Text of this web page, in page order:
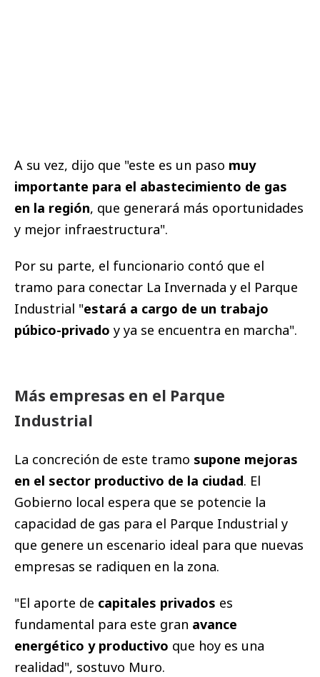
A su vez, dijo que "este es un paso muy
importante para el abastecimiento de gas
en la región, que generará más oportunidades
y mejor infraestructura".
Por su parte, el funcionario contó que el
tramo para conectar La Invernada y el Parque
Industrial "estará a cargo de un trabajo
púbico-privado y ya se encuentra en marcha".
Más empresas en el Parque
Industrial
La concreción de este tramo supone mejoras
en el sector productivo de la ciudad. El
Gobierno local espera que se potencie la
capacidad de gas para el Parque Industrial y
que genere un escenario ideal para que nuevas
empresas se radiquen en la zona.
"El aporte de capitales privados es
fundamental para este gran avance
energético y productivo que hoy es una
realidad", sostuvo Muro.